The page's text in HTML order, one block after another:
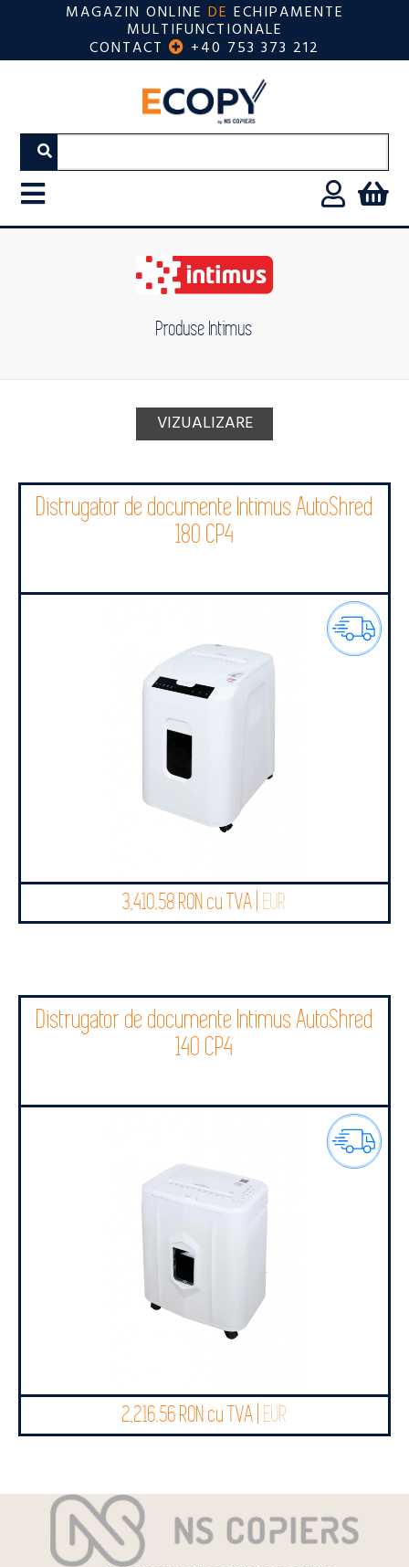
MAGAZIN ONLINE DE ECHIPAMENTE
MULTIFUNCTIONALE
CONTACT +40 753 373 212
Produse Intimus
VIZUALIZARE
Distrugator de documente Intimus AutoShred
180 CP4
3,410.58 RON cu TVA | EUR
Distrugator de documente Intimus AutoShred
140 CP4
2,216.56 RON cu TVA | EUR